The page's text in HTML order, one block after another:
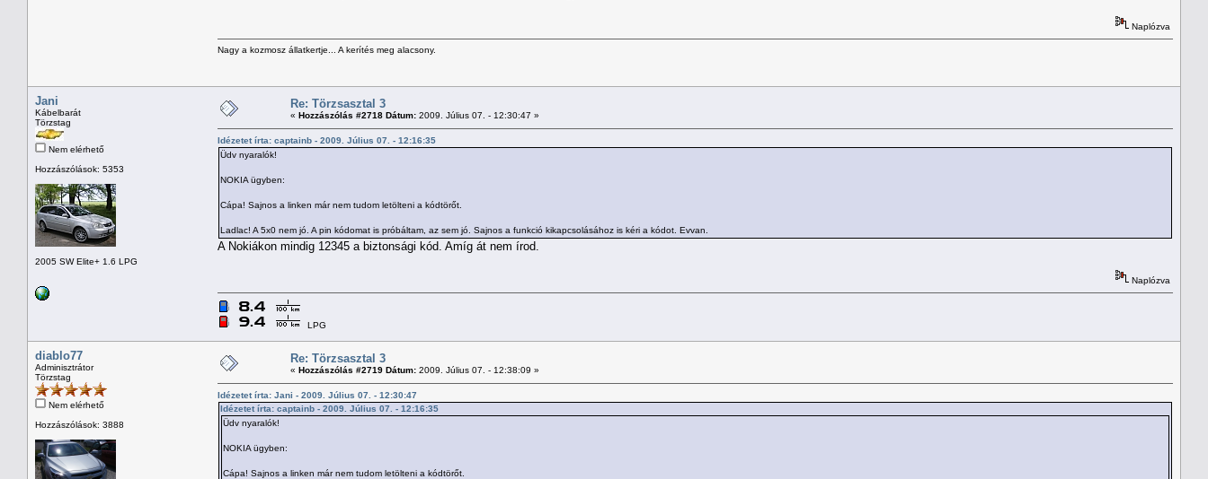
Naplózva
Nagy a kozmosz állatkertje... A kerítés meg alacsony.
Jani
Kábelbarát
Törzstag
Nem elérhető
Hozzászólások: 5353
2005 SW Elite+ 1.6 LPG
Re: Törzsasztal 3
« Hozzászólás #2718 Dátum: 2009. Július 07. - 12:30:47 »
Idézetet írta: captainb - 2009. Július 07. - 12:16:35
Üdv nyaralók!
NOKIA ügyben:
Cápa! Sajnos a linken már nem tudom letölteni a kódtörőt.
Ladlac! A 5x0 nem jó. A pin kódomat is próbáltam, az sem jó. Sajnos a funkció kikapcsolásához is kéri a kódot. Evvan.
A Nokiákon mindig 12345 a biztonsági kód. Amíg át nem írod.
Naplózva
LPG
diablo77
Adminisztrátor
Törzstag
Nem elérhető
Hozzászólások: 3888
Re: Törzsasztal 3
« Hozzászólás #2719 Dátum: 2009. Július 07. - 12:38:09 »
Idézetet írta: Jani - 2009. Július 07. - 12:30:47
Idézetet írta: captainb - 2009. Július 07. - 12:16:35
Üdv nyaralók!
NOKIA ügyben:
Cápa! Sajnos a linken már nem tudom letölteni a kódtörőt.